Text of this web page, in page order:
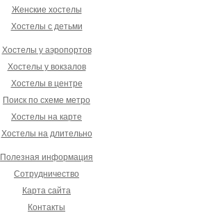
Женские хостелы
Хостелы с детьми
Хостелы у аэропортов
Хостелы у вокзалов
Хостелы в центре
Поиск по схеме метро
Хостелы на карте
Хостелы на длительно
Полезная информация
Сотрудничество
Карта сайта
Контакты